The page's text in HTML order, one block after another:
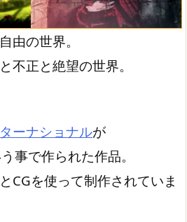
由の世界。
不正と絶望の世界。
ーナショナルが
事で作られた作品。
CGを使って制作されていま